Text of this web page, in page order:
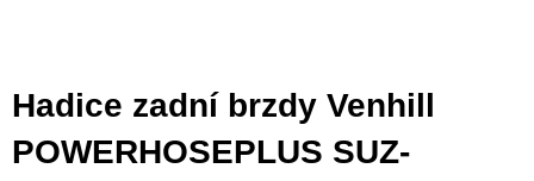
Hadice zadní brzdy Venhill
POWERHOSEPLUS SUZ-